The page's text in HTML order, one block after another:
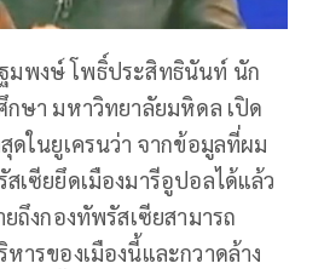
มพงษ์ โพธิ์ประสิทธินันท์ นัก
ษา มหาวิทยาลัยมหิดล เปิด
ดในยูเครนว่า จากข้อมูลที่ผม
เซียยึดเมืองมารีอูปอลได้แล้ว
ถึงกองทัพรัสเซียสามารถ
ารของเมืองนี้และกวาดล้าง